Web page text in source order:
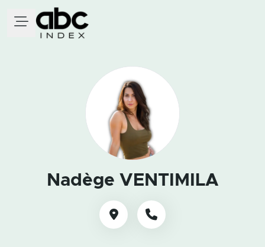
Nadège VENTIMILA